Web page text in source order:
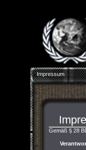
Impressum
Gemäß § 28